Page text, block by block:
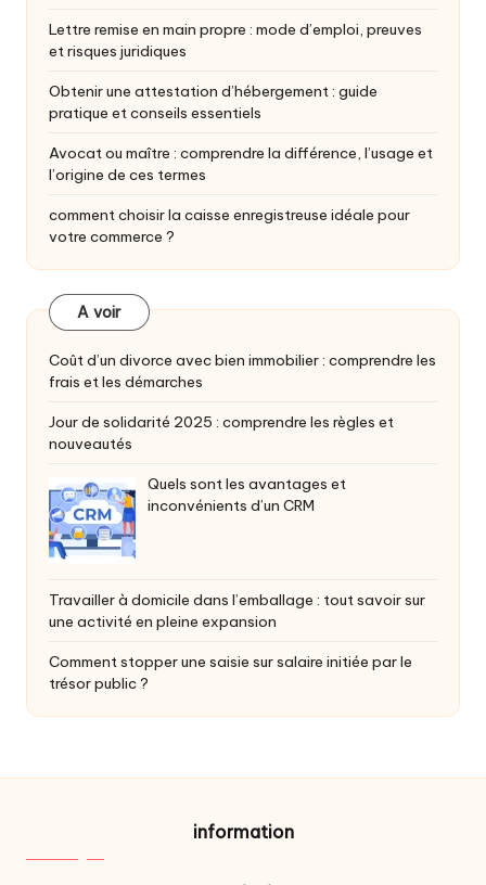
Lettre remise en main propre : mode d’emploi, preuves
et risques juridiques
Obtenir une attestation d’hébergement : guide
pratique et conseils essentiels
Avocat ou maître : comprendre la différence, l’usage et
l’origine de ces termes
comment choisir la caisse enregistreuse idéale pour
votre commerce ?
A voir
Coût d’un divorce avec bien immobilier : comprendre les
frais et les démarches
Jour de solidarité 2025 : comprendre les règles et
nouveautés
Quels sont les avantages et
inconvénients d’un CRM
Travailler à domicile dans l’emballage : tout savoir sur
une activité en pleine expansion
Comment stopper une saisie sur salaire initiée par le
trésor public ?
information